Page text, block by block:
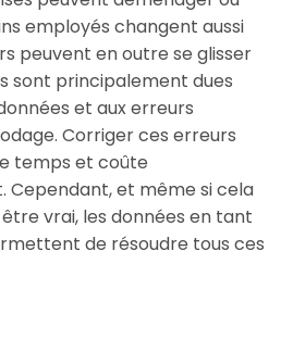
employés changent aussi
peuvent en outre se glisser
sont principalement dues
et aux erreurs
Corriger ces erreurs
temps et coûte
Cependant, et même si cela
vrai, les données en tant
de résoudre tous ces